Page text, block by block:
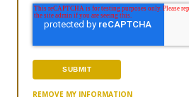
REMOVE MY INFORMATION